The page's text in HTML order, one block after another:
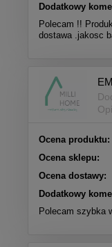
Dodatkowy
Polecam !!
dostawa .jakosc
Ocena produktu:
Ocena sklepu:
Ocena dostawy:
Dodatkowy
Polecam szybka